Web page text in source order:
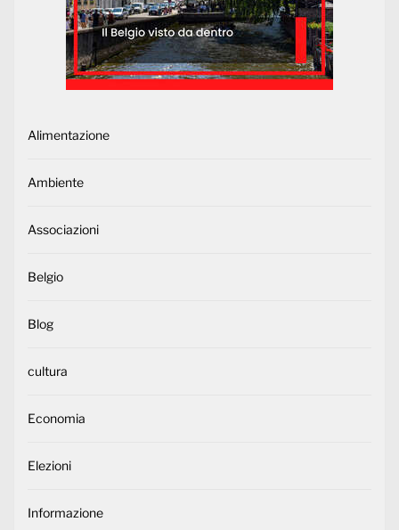
Alimentazione
Ambiente
Associazioni
Belgio
Blog
cultura
Economia
Elezioni
Informazione